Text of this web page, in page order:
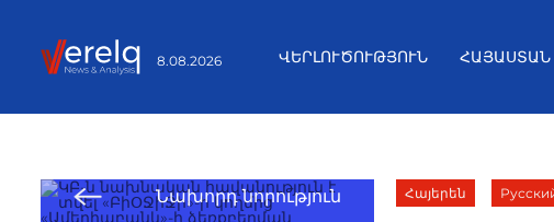
8.08.2026 ՎԵՐԼՈՒԾՈՒԹՅՈՒՆ ՀԱՅԱՍՏԱՆ
Նախորդ նորություն Հայերեն